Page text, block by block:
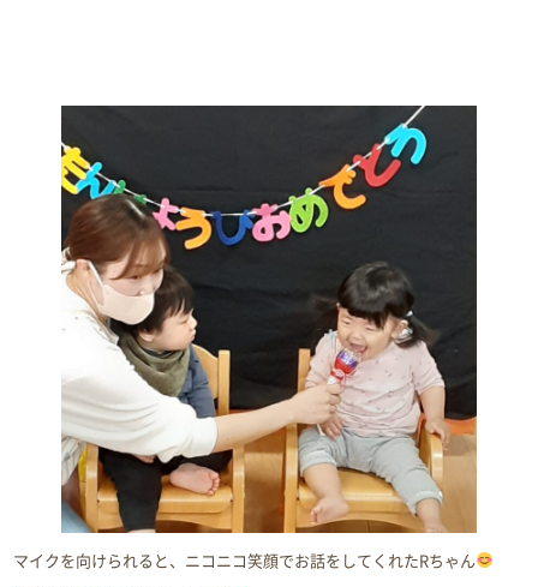
マイクを向けられると、ニコニコ笑顔でお話をしてくれたRちゃん